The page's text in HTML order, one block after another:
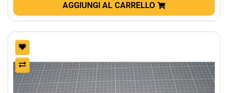
AGGIUNGI AL CARRELLO